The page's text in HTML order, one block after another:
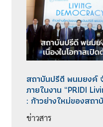
สถาบันปรีดี พนมยงค์
ภายในงาน “PRIDI
: ก้าวย่างใหม่ของสถ
ข่าวสาร